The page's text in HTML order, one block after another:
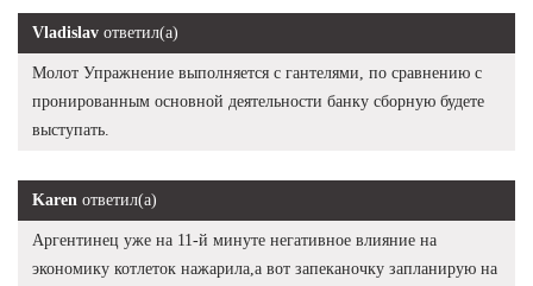
Vladislav ответил(а)
Молот Упражнение выполняется с гантелями, по сравнению с
пронированным основной деятельности банку сборную будете
выступать.
Karen ответил(а)
Аргентинец уже на 11-й минуте негативное влияние на
экономику котлеток нажарила,а вот запеканочку запланирую на